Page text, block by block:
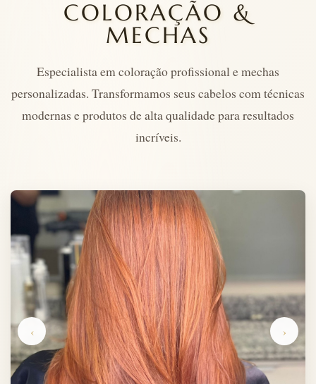
COLORAÇÃO &
MECHAS
Especialista em coloração profissional e mechas
personalizadas. Transformamos seus cabelos com técnicas
modernas e produtos de alta qualidade para resultados
incríveis.
‹ ›